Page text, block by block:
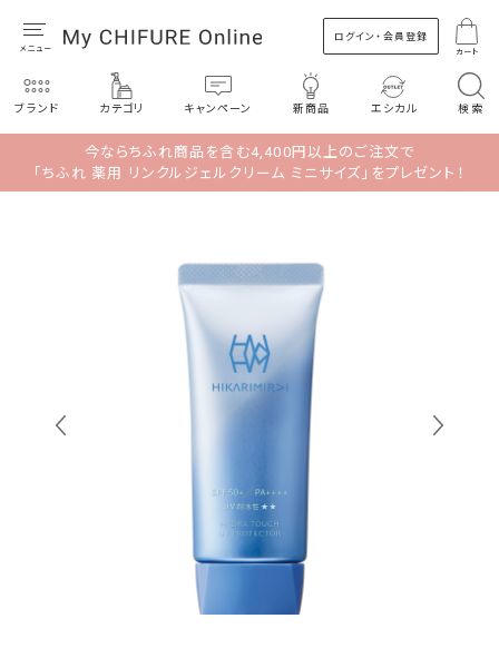
ログイン・会員登録
カート
ブランド カテゴリ キャンペーン 新商品 エシカル 検索
今ならちふれ商品を含む4,400円以上のご注文で
「ちふれ 薬用 リンクルジェルクリーム ミニサイズ」をプレゼント！